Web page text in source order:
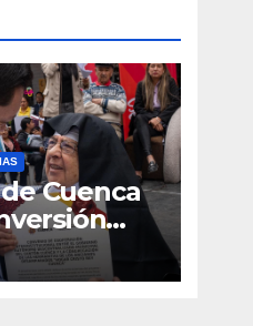
Cuenca
e